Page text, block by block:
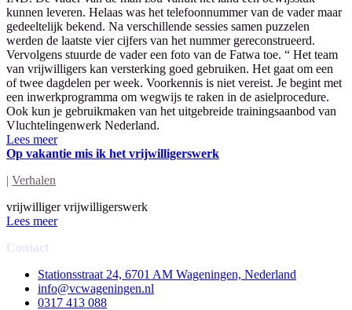
kunnen leveren. Helaas was het telefoonnummer van de vader maar
gedeeltelijk bekend. Na verschillende sessies samen puzzelen
werden de laatste vier cijfers van het nummer gereconstrueerd.
Vervolgens stuurde de vader een foto van de Fatwa toe. “ Het team
van vrijwilligers kan versterking goed gebruiken. Het gaat om een
of twee dagdelen per week. Voorkennis is niet vereist. Je begint met
een inwerkprogramma om wegwijs te raken in de asielprocedure.
Ook kun je gebruikmaken van het uitgebreide trainingsaanbod van
Vluchtelingenwerk Nederland.
Lees meer
Op vakantie mis ik het vrijwilligerswerk
| Verhalen
vrijwilliger vrijwilligerswerk
Lees meer
Contact
Stationsstraat 24, 6701 AM Wageningen, Nederland
info@vcwageningen.nl
0317 413 088